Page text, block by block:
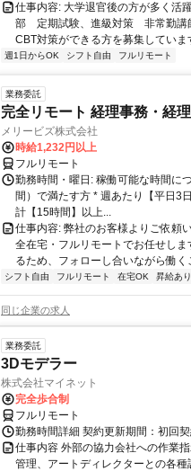
仕事内容: 大学退官後の方が多く活
部 定期試験、進級対策 非常勤講
CBT対策ができる方を募集していま
週1日からOK シフト自由 フルリモート
業務委託
完全リモート 経理事務・経
メリービズ株式会社
時給1,232円以上
フルリモート
勤務時間・曜日: 稼働可能な時間に
間）で満たす方 * 週あたり【平日3
計【15時間】以上...
仕事内容: 弊社のお客様よりご依頼
全在宅・フルリモートでお任せし
るため、フォローし合いながら働
シフト自由 フルリモート 在宅OK 昇給あり
同じ企業の求人
業務委託
3Dモデラー
株式会社マイネット
完全歩合制
フルリモート
勤務時間詳細 契約更新期間：初回
仕事内容 外部の協力会社への作業
管理、アートディレクターとの各種